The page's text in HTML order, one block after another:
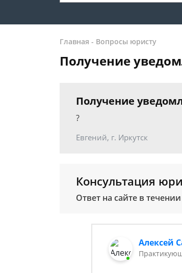
Главная - Вопросы юристу
Получение
Получение
?
Евгений, г. Иркутск
Консультация
Ответ на сайте в
Алексей